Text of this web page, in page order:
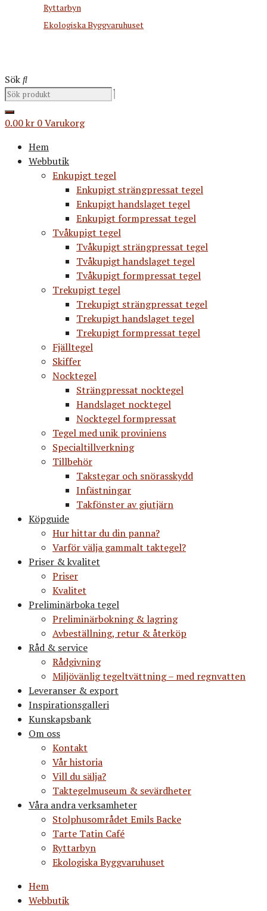
Ryttarbyn
Ekologiska Byggvaruhuset
Sök
0.00kr 0Varukorg
Hem
Webbutik
Enkupigt tegel
Enkupigt strängpressat tegel
Enkupigt handslaget tegel
Enkupigt formpressat tegel
Tvåkupigt tegel
Tvåkupigt strängpressat tegel
Tvåkupigt handslaget tegel
Tvåkupigt formpressat tegel
Trekupigt tegel
Trekupigt strängpressat tegel
Trekupigt handslaget tegel
Trekupigt formpressat tegel
Fjälltegel
Skiffer
Nocktegel
Strängpressat nocktegel
Handslaget nocktegel
Nocktegel formpressat
Tegel med unik proviniens
Specialtillverkning
Tillbehör
Takstegar och snörasskydd
Infästningar
Takfönster av gjutjärn
Köpguide
Hur hittar du din panna?
Varför välja gammalt taktegel?
Priser & kvalitet
Priser
Kvalitet
Preliminärboka tegel
Preliminärbokning & lagring
Avbeställning, retur & återköp
Råd & service
Rådgivning
Miljövänlig tegeltvättning – med regnvatten
Leveranser & export
Inspirationsgalleri
Kunskapsbank
Om oss
Kontakt
Vår historia
Vill du sälja?
Taktegelmuseum & sevärdheter
Våra andra verksamheter
Stolphusområdet Emils Backe
Tarte Tatin Café
Ryttarbyn
Ekologiska Byggvaruhuset
Hem
Webbutik